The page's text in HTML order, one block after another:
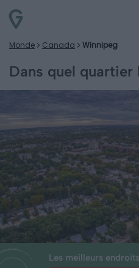
Monde Canada Winnipeg
Dans quel
Les meilleurs